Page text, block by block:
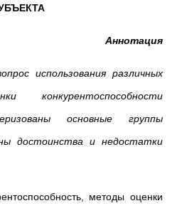
Аннотация
использования различных
основные группы
достоинства и недостатки
методы оценки